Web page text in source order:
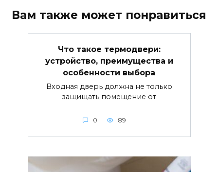
Вам также может понравиться
Что такое термодвери:
устройство, преимущества и
особенности выбора
Входная дверь должна не только
защищать помещение от
0 89